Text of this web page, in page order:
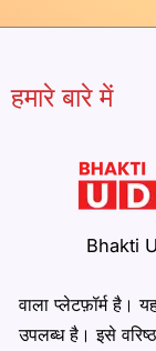
हमारे बारे में
Bhakti
वाला प्लेटफ़ॉर्म है।
उपलब्ध है। इसे